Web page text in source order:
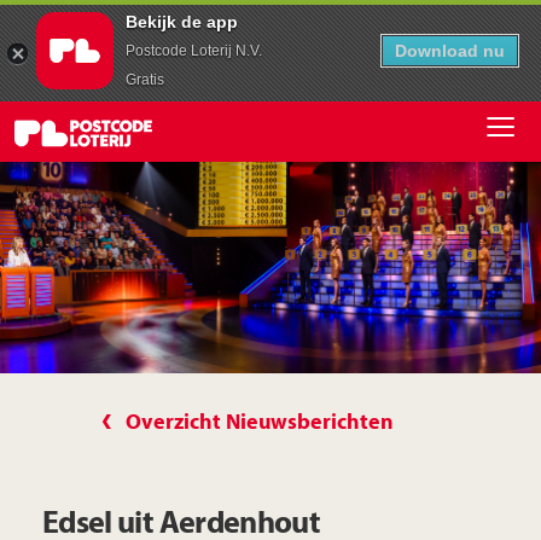
Bekijk de app
Postcode Loterij N.V.
Gratis
Download nu
Overzicht Nieuwsberichten
Edsel uit Aerdenhout